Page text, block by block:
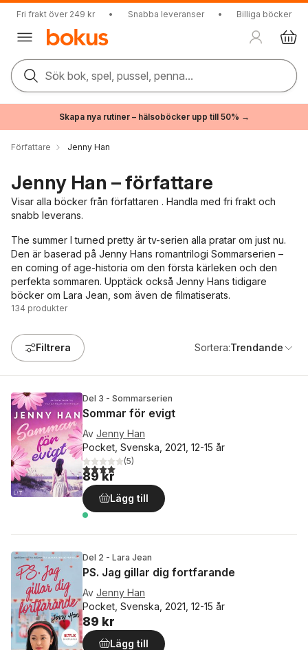
Fri frakt över 249 kr • Snabba leveranser • Billiga böcker
Sök bok, spel, pussel, penna...
Skapa nya rutiner – hälsoböcker upp till 50% →
Författare Jenny Han
Jenny Han – författare
Visar alla böcker från författaren . Handla med fri frakt och
snabb leverans.
The summer I turned pretty är tv-serien alla pratar om just nu.
Den är baserad på Jenny Hans romantrilogi Sommarserien –
en coming of age-historia om den första kärleken och den
perfekta sommaren. Upptäck också Jenny Hans tidigare
böcker om Lara Jean, som även de filmatiserats.
134 produkter
Filtrera Sortera:Trendande
Del 3 - Sommarserien
Sommar för evigt
Av Jenny Han
Pocket, Svenska, 2021, 12-15 år
4,0utav 5 stjärnor. Totalt antal röster:
(5)
89 kr
Lägg till
Del 2 - Lara Jean
PS. Jag gillar dig fortfarande
Av Jenny Han
Pocket, Svenska, 2021, 12-15 år
89 kr
Lägg till